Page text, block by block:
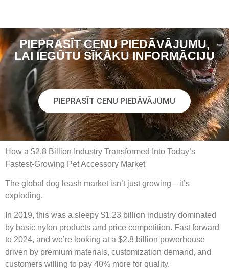
PIEPRASĪT CENU PIEDĀVĀJUMU,
LAI IEGŪTU SĪKĀKU INFORMĀCIJU
PIEPRASĪT CENU PIEDĀVĀJUMU
How a $2.8 Billion Industry Transformed Into Today’s
Fastest-Growing Pet Accessory Market
The global dog leash market isn’t just growing—it’s
exploding.
In 2019, this was a sleepy $1.23 billion industry dominated
by basic nylon products and price competition. Fast forward
to 2024, and we’re looking at a $2.8 billion powerhouse
driven by premium materials, customization demand, and
customers willing to pay 40% more for quality.